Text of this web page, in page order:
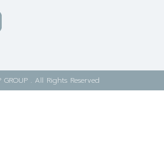
GROUP . All Rights Reserved